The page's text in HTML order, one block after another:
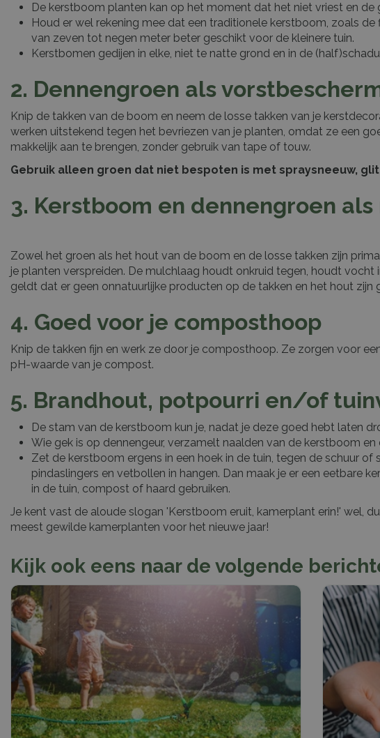
De kerstboom planten kan op het moment dat het niet vriest en de
Houd er wel rekening mee dat een traditionele kerstboom, zoals
van zeven tot negen meter beter geschikt voor de kleinere tuin.
Kerstbomen gedijen in elke, niet te natte grond en in de
2. Dennengroen als
Knip de takken van de boom en neem de losse takken van je
werken uitstekend tegen het bevriezen van je planten, omdat ze een
makkelijk aan te brengen, zonder gebruik van tape of touw.
Gebruik alleen groen dat niet bespoten is met spraysneeuw,
3. Kerstboom en dennengroen
Zowel het groen als het hout van de boom en de losse takken zijn
je planten verspreiden. De mulchlaag houdt onkruid tegen, houdt
geldt dat er geen onnatuurlijke producten op de takken en het hout
4. Goed voor je composthoop
Knip de takken fijn en werk ze door je composthoop. Ze zorgen voor
pH-waarde van je compost.
5. Brandhout, potpourri en/of
De stam van de kerstboom kun je, nadat je deze goed hebt laten
Wie gek is op dennengeur, verzamelt naalden van de kerstboom
Zet de kerstboom ergens in een hoek in de tuin, tegen de schuur
pindaslingers en vetbollen in hangen. Dan maak je er een eetbare
in de tuin, compost of haard gebruiken.
Je kent vast de aloude slogan 'Kerstboom eruit, kamerplant erin!' wel,
meest gewilde kamerplanten voor het nieuwe jaar!
Kijk ook eens naar de volgende